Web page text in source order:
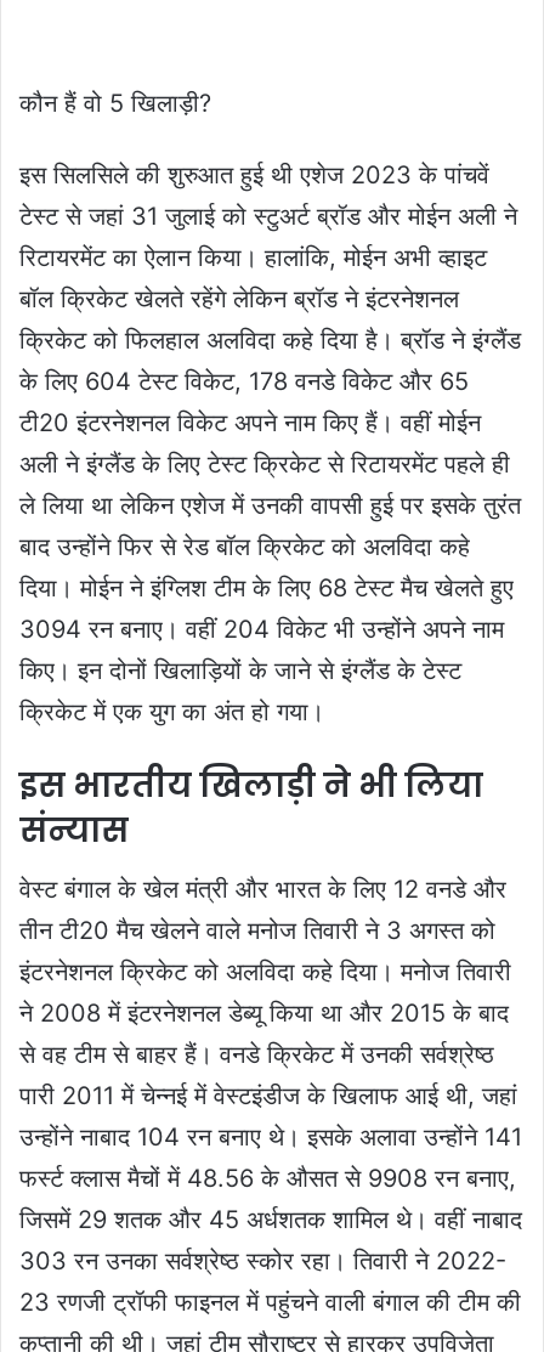
कौन हैं वो 5 खिलाड़ी?
इस सिलसिले की शुरुआत हुई थी एशेज 2023 के पांचवें
टेस्ट से जहां 31 जुलाई को स्टुअर्ट ब्रॉड और मोईन अली ने
रिटायरमेंट का ऐलान किया। हालांकि, मोईन अभी व्हाइट
बॉल क्रिकेट खेलते रहेंगे लेकिन ब्रॉड ने इंटरनेशनल
क्रिकेट को फिलहाल अलविदा कहे दिया है। ब्रॉड ने इंग्लैंड
के लिए 604 टेस्ट विकेट, 178 वनडे विकेट और 65
टी20 इंटरनेशनल विकेट अपने नाम किए हैं। वहीं मोईन
अली ने इंग्लैंड के लिए टेस्ट क्रिकेट से रिटायरमेंट पहले ही
ले लिया था लेकिन एशेज में उनकी वापसी हुई पर इसके तुरंत
बाद उन्होंने फिर से रेड बॉल क्रिकेट को अलविदा कहे
दिया। मोईन ने इंग्लिश टीम के लिए 68 टेस्ट मैच खेलते हुए
3094 रन बनाए। वहीं 204 विकेट भी उन्होंने अपने नाम
किए। इन दोनों खिलाड़ियों के जाने से इंग्लैंड के टेस्ट
क्रिकेट में एक युग का अंत हो गया।
इस भारतीय खिलाड़ी ने भी लिया
संन्यास
वेस्ट बंगाल के खेल मंत्री और भारत के लिए 12 वनडे और
तीन टी20 मैच खेलने वाले मनोज तिवारी ने 3 अगस्त को
इंटरनेशनल क्रिकेट को अलविदा कहे दिया। मनोज तिवारी
ने 2008 में इंटरनेशनल डेब्यू किया था और 2015 के बाद
से वह टीम से बाहर हैं। वनडे क्रिकेट में उनकी सर्वश्रेष्ठ
पारी 2011 में चेन्नई में वेस्टइंडीज के खिलाफ आई थी, जहां
उन्होंने नाबाद 104 रन बनाए थे। इसके अलावा उन्होंने 141
फर्स्ट क्लास मैचों में 48.56 के औसत से 9908 रन बनाए,
जिसमें 29 शतक और 45 अर्धशतक शामिल थे। वहीं नाबाद
303 रन उनका सर्वश्रेष्ठ स्कोर रहा। तिवारी ने 2022-
23 रणजी ट्रॉफी फाइनल में पहुंचने वाली बंगाल की टीम की
कप्तानी की थी। जहां टीम सौराष्ट्र से हारकर उपविजेता